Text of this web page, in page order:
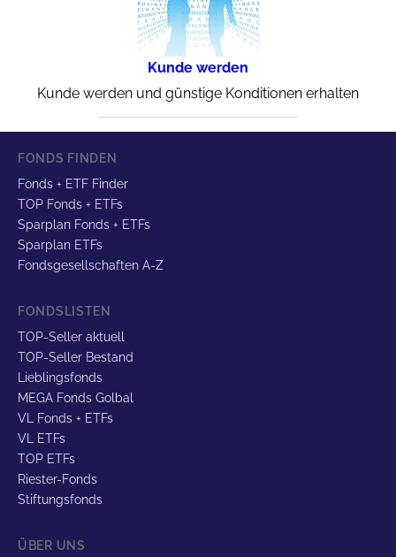
Kunde werden
Kunde werden und günstige Konditionen erhalten
FONDS FINDEN
Fonds + ETF Finder
TOP Fonds + ETFs
Sparplan Fonds + ETFs
Sparplan ETFs
Fondsgesellschaften A-Z
FONDSLISTEN
TOP-Seller aktuell
TOP-Seller Bestand
Lieblingsfonds
MEGA Fonds Golbal
VL Fonds + ETFs
VL ETFs
TOP ETFs
Riester-Fonds
Stiftungsfonds
ÜBER UNS